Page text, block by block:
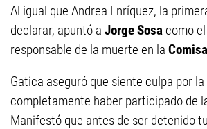
Al igual que Andrea Enríquez, la
declarar, apuntó a Jorge Sosa como
responsable de la muerte en la
Gatica aseguró que siente culpa por
completamente haber participado de
Manifestó que antes de ser detenido